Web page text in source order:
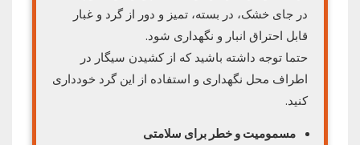
در جای خشک، در بسته، تمیز و دور از گرد و غبار
قابل احتراق انبار و نگهداری شود.
حتما توجه داشته باشید که از کشیدن سیگار در
اطراف محل نگهداری و استفاده از این گرد خودداری
کنید.
مسمومیت و خطر برای سلامتی